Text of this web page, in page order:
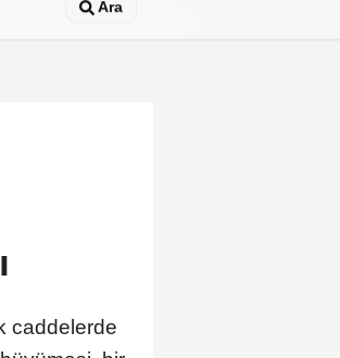
Ara
caddelerde